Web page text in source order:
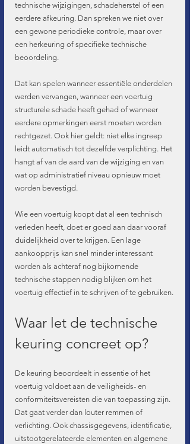
technische wijzigingen, schadeherstel of een
eerdere afkeuring. Dan spreken we niet over
een gewone periodieke controle, maar over
een herkeuring of specifieke technische
beoordeling.
Dat kan spelen wanneer essentiële onderdelen
werden vervangen, wanneer een voertuig
structurele schade heeft gehad of wanneer
eerdere opmerkingen eerst moeten worden
rechtgezet. Ook hier geldt: niet elke ingreep
leidt automatisch tot dezelfde verplichting. Het
hangt af van de aard van de wijziging en van
wat op administratief niveau opnieuw moet
worden bevestigd.
Wie een voertuig koopt dat al een technisch
verleden heeft, doet er goed aan daar vooraf
duidelijkheid over te krijgen. Een lage
aankoopprijs kan snel minder interessant
worden als achteraf nog bijkomende
technische stappen nodig blijken om het
voertuig effectief in te schrijven of te gebruiken.
Waar let de technische
keuring concreet op?
De keuring beoordeelt in essentie of het
voertuig voldoet aan de veiligheids- en
conformiteitsvereisten die van toepassing zijn.
Dat gaat verder dan louter remmen of
verlichting. Ook chassisgegevens, identificatie,
uitstootgerelateerde elementen en algemene